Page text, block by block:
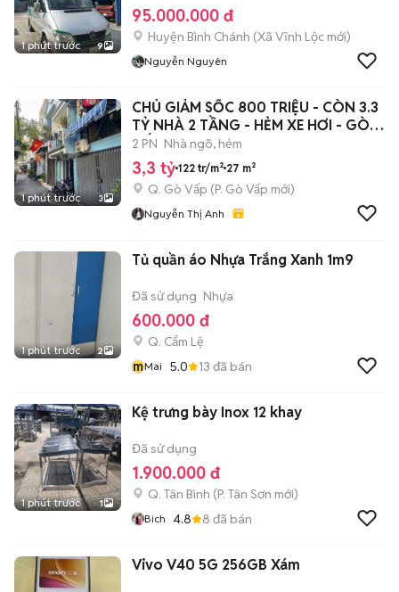
1 phút trước 9
95.000.000 đ
Huyện Bình Chánh (Xã Vĩnh Lộc mới)
Nguyễn Nguyên
1 phút trước 3
CHỦ GIẢM SỐC 800 TRIỆU - CÒN 3.3
TỶ NHÀ 2 TẦNG - HẺM XE HƠI - GÒ
VẤP
2 PN Nhà ngõ, hẻm
3,3 tỷ 122 tr/m² 27 m²
Q. Gò Vấp (P. Gò Vấp mới)
Nguyễn Thị Anh
1 phút trước 2
Tủ quần áo Nhựa Trắng Xanh 1m9
Đã sử dụng Nhựa
600.000 đ
Q. Cẩm Lệ
mMai 5.0 13 đã bán
1 phút trước 1
Kệ trưng bày Inox 12 khay
Đã sử dụng
1.900.000 đ
Q. Tân Bình (P. Tân Sơn mới)
Bich 4.8 8 đã bán
Vivo V40 5G 256GB Xám